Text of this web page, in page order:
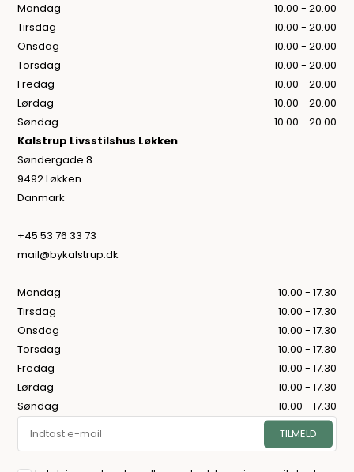
Mandag
10.00 - 20.00
Tirsdag
10.00 - 20.00
Onsdag
10.00 - 20.00
Torsdag
10.00 - 20.00
Fredag
10.00 - 20.00
Lørdag
10.00 - 20.00
Søndag
10.00 - 20.00
Kalstrup Livsstilshus Løkken
Søndergade 8
9492 Løkken
Danmark
+45 53 76 33 73
mail@bykalstrup.dk
Mandag
10.00 - 17.30
Tirsdag
10.00 - 17.30
Onsdag
10.00 - 17.30
Torsdag
10.00 - 17.30
Fredag
10.00 - 17.30
Lørdag
10.00 - 17.30
Søndag
10.00 - 17.30